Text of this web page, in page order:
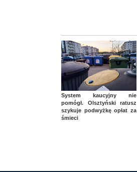
System kaucyjny nie
pomógł. Olsztyński ratusz
szykuje podwyżkę opłat za
śmieci